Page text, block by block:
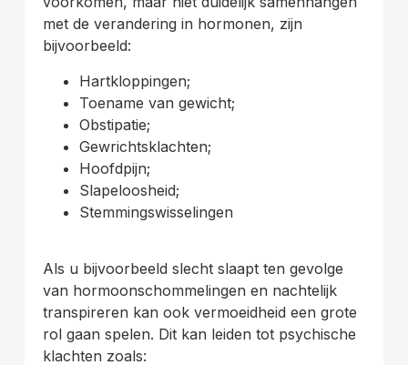
met de verandering in hormonen, zijn
bijvoorbeeld:
Hartkloppingen;
Toename van gewicht;
Obstipatie;
Gewrichtsklachten;
Hoofdpijn;
Slapeloosheid;
Stemmingswisselingen
Als u bijvoorbeeld slecht slaapt ten gevolge
van hormoonschommelingen en nachtelijk
transpireren kan ook vermoeidheid een grote
rol gaan spelen. Dit kan leiden tot psychische
klachten zoals: